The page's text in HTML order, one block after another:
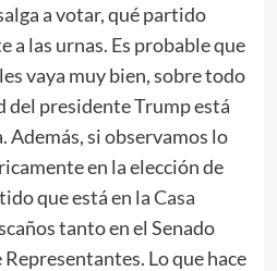
a votar, qué partido
a las urnas. Es probable que
vaya muy bien, sobre todo
del presidente Trump está
Además, si observamos lo
en la elección de
que está en laCasa
tanto en el Senado
Lo que hace